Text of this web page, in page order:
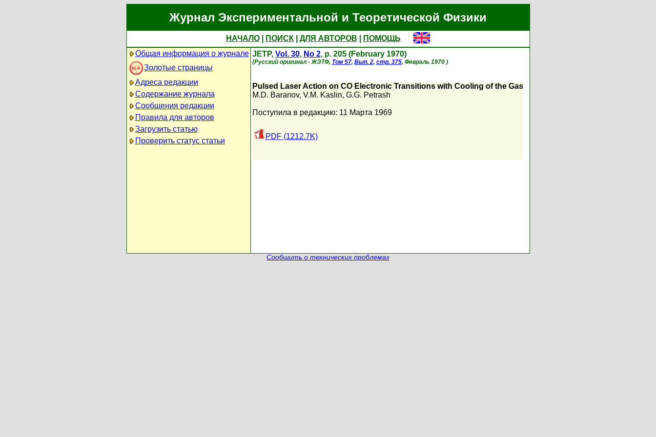
Журнал Экспериментальной и Теоретической Физики
НАЧАЛО ПОИСК ДЛЯ АВТОРОВ
ПОМОЩЬ
Общая информация о журнале
Золотые страницы
Адреса редакции
Содержание журнала
Сообщения редакции
Правила для авторов
Загрузить статью
Проверить статус статьи
JETP, Vol. 30, No 2, p. 205 (February 1970)
(Русский оригинал - ЖЭТФ, Том 57, Вып. 2, стр. 375, Февраль 1970 )
Pulsed Laser Action on CO Electronic Transitions with Cooling of the Gas
M.D. Baranov, V.M. Kaslin, G.G. Petrash
Поступила в редакцию: 11 Марта 1969
PDF (1212.7K)
Сообщить о технических проблемах